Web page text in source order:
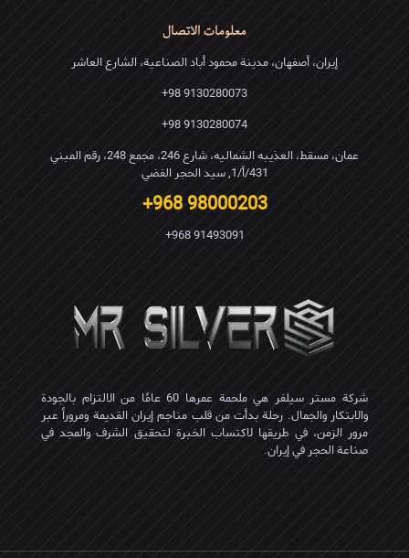
معلومات الاتصال
إيران، أصفهان، مدينة محمود أباد الصناعية، الشارع العاشر
9130280073 98+
9130280074 98+
عمان، مسقط، العذیبه الشمالیه، شارع 246، مجمع 248، رقم المبني
431/أ/1, سید الحجر الفضي
98000203 968+
91493091 968+
شركة مستر سيلفر هي ملحمة عمرها 60 عامًا من الالتزام بالجودة
والابتكار والجمال. رحلة بدأت من قلب مناجم إيران القديمة ومروراً عبر
مرور الزمن، في طريقها لاكتساب الخبرة لتحقيق الشرف والمجد في
صناعة الحجر في إيران.